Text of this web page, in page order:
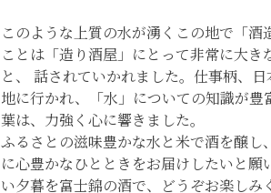
このような上質の水が湧くこの地で「酒
ことは「造り酒屋」にとって非常に大き
と、 話されていかれました。仕事柄、
地に行かれ、「水」についての知識が豊
葉は、力強く心に響きました。
ふるさとの滋味豊かな水と米で酒を醸し
に心豊かなひとときをお届けしたいと
い夕暮を富士錦の酒で、どうぞお楽しみ